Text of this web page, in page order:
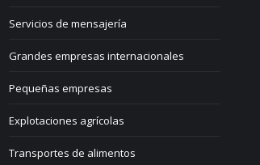
Servicios de mensajería
Grandes empresas internacionales
Pequeñas empresas
Explotaciones agrícolas
Transportes de alimentos